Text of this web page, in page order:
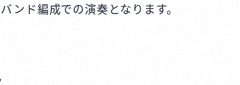
ンド編成での演奏となります。